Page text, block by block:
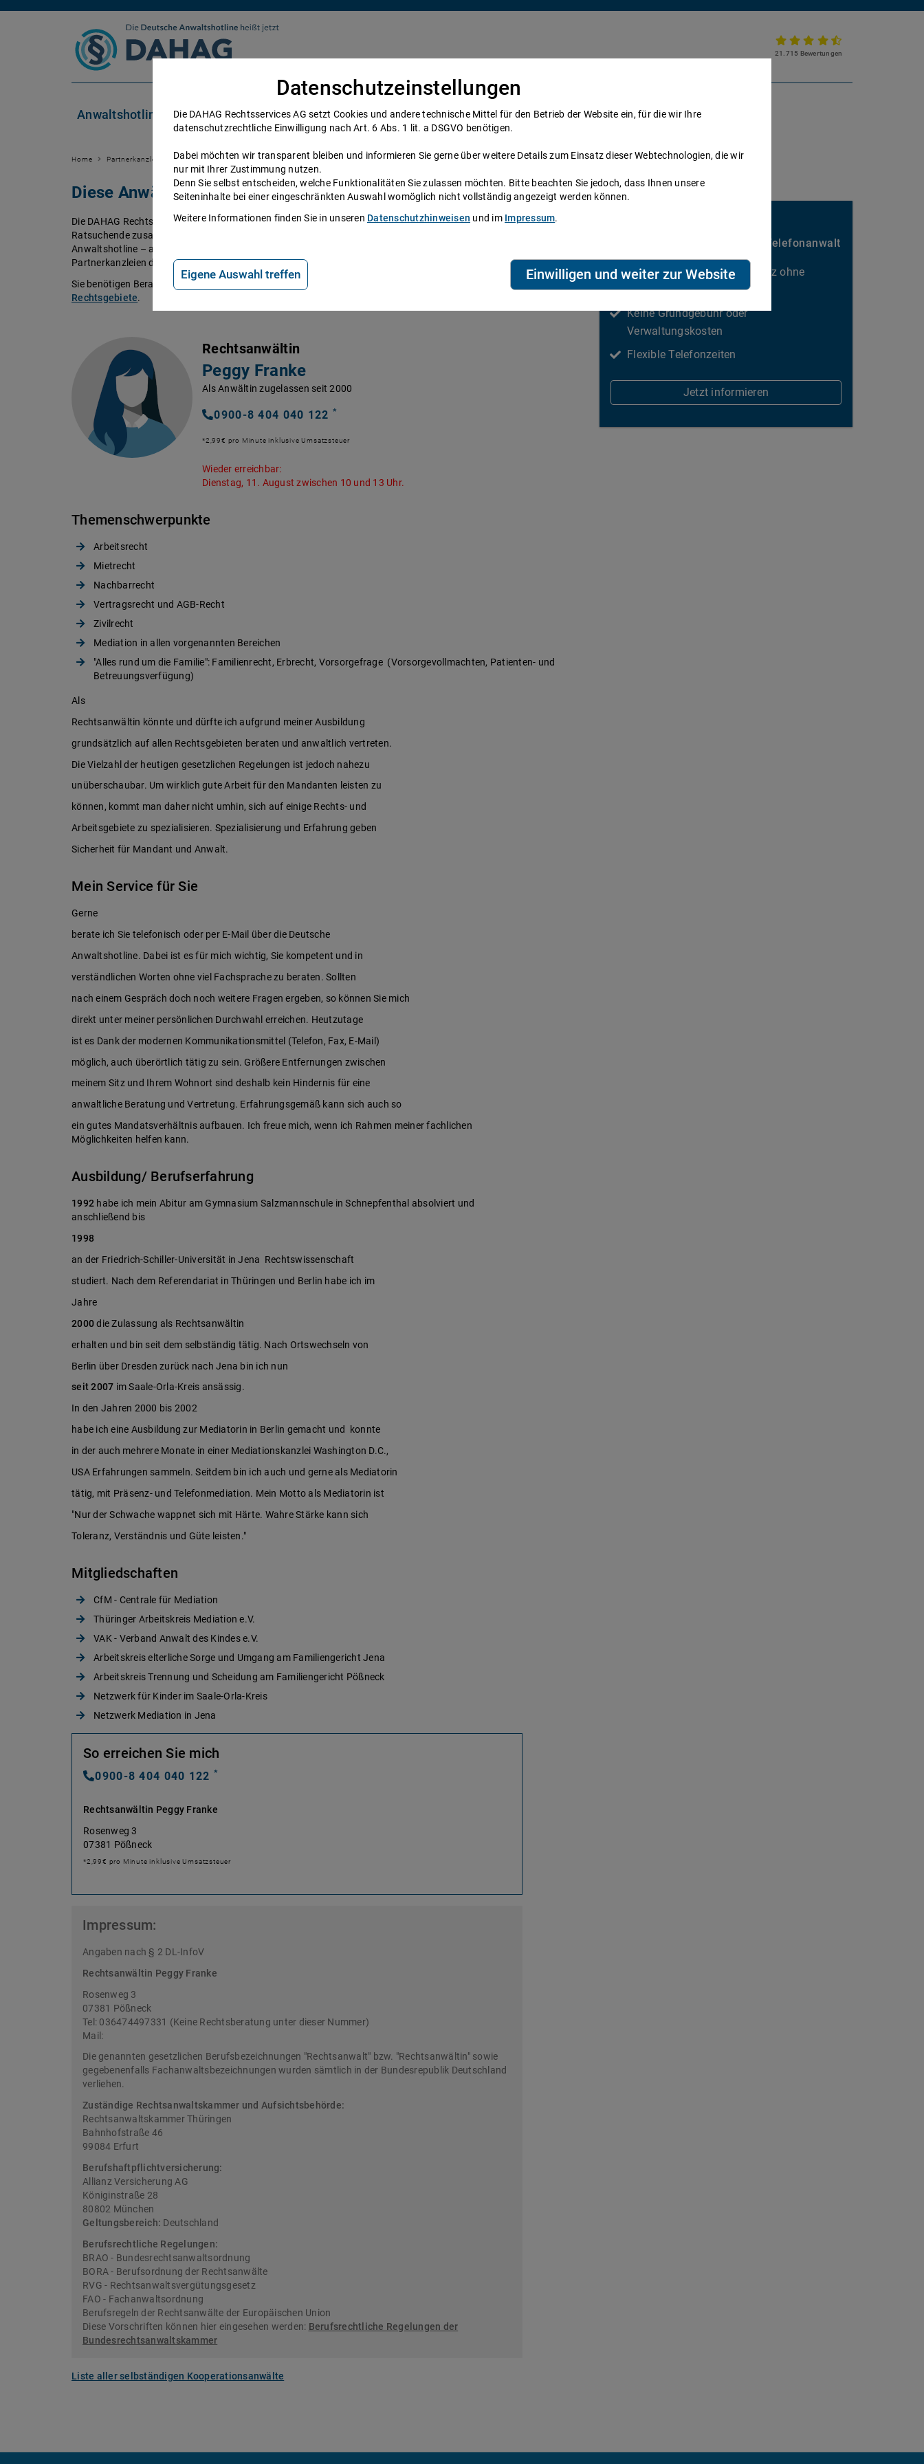
21.715 Bewertungen
Anwaltshotline Rechtsgebiete Über uns Anwälte Telefonanwalt werden Partnerkanzlei werden
Home Partnerkanzleien
Diese Anwälte beraten Sie gerne
Die DAHAG Rechtsservices AG stellt ein technisches System zur Verfügung, das Anwälte und
Ratsuchende zusammen bringt. Über 350 Partnerkanzleien aus ganz Deutschland beraten Sie über die
Anwaltshotline – an 365 Tagen im Jahr. Während ihrer Telefonzeiten erreichen Sie die
Partnerkanzleien der DAHAG Rechtsservices AG über ihre persönliche Durchwahl.
Sie benötigen Beratung in einem bestimmten Rechtsgebiet? Dann finden Sie alle Nummern hier:
Rechtsgebiete.
Rechtsanwältin
Peggy Franke
Als Anwältin zugelassen seit 2000
0900-8 404 040 122 *
*2,99€ pro Minute inklusive Umsatzsteuer
Wieder erreichbar:
Dienstag, 11. August zwischen 10 und 13 Uhr.
Themenschwerpunkte
Arbeitsrecht
Mietrecht
Nachbarrecht
Vertragsrecht und AGB-Recht
Zivilrecht
Mediation in allen vorgenannten Bereichen
"Alles rund um die Familie": Familienrecht, Erbrecht, Vorsorgefrage (Vorsorgevollmachten, Patienten- und
Betreuungsverfügung)
Als
Rechtsanwältin könnte und dürfte ich aufgrund meiner Ausbildung
grundsätzlich auf allen Rechtsgebieten beraten und anwaltlich vertreten.
Die Vielzahl der heutigen gesetzlichen Regelungen ist jedoch nahezu
unüberschaubar. Um wirklich gute Arbeit für den Mandanten leisten zu
können, kommt man daher nicht umhin, sich auf einige Rechts- und
Arbeitsgebiete zu spezialisieren. Spezialisierung und Erfahrung geben
Sicherheit für Mandant und Anwalt.
Mein Service für Sie
Gerne
berate ich Sie telefonisch oder per E-Mail über die Deutsche
Anwaltshotline. Dabei ist es für mich wichtig, Sie kompetent und in
verständlichen Worten ohne viel Fachsprache zu beraten. Sollten
nach einem Gespräch doch noch weitere Fragen ergeben, so können Sie mich
direkt unter meiner persönlichen Durchwahl erreichen. Heutzutage
ist es Dank der modernen Kommunikationsmittel (Telefon, Fax, E-Mail)
möglich, auch überörtlich tätig zu sein. Größere Entfernungen zwischen
meinem Sitz und Ihrem Wohnort sind deshalb kein Hindernis für eine
anwaltliche Beratung und Vertretung. Erfahrungsgemäß kann sich auch so
ein gutes Mandatsverhältnis aufbauen. Ich freue mich, wenn ich Rahmen meiner fachlichen
Möglichkeiten helfen kann.
Ausbildung/ Berufserfahrung
1992 habe ich mein Abitur am Gymnasium Salzmannschule in Schnepfenthal absolviert und
anschließend bis
1998
an der Friedrich-Schiller-Universität in Jena Rechtswissenschaft
studiert. Nach dem Referendariat in Thüringen und Berlin habe ich im
Jahre
2000die Zulassung als Rechtsanwältin
erhalten und bin seit dem selbständig tätig. Nach Ortswechseln von
Berlin über Dresden zurück nach Jena bin ich nun
seit 2007 im Saale-Orla-Kreis ansässig.
In den Jahren 2000 bis 2002
habe ich eine Ausbildung zur Mediatorin in Berlin gemacht und konnte
in der auch mehrere Monate in einer Mediationskanzlei Washington D.C.,
USA Erfahrungen sammeln. Seitdem bin ich auch und gerne als Mediatorin
tätig, mit Präsenz- und Telefonmediation. Mein Motto als Mediatorin ist
"Nur der Schwache wappnet sich mit Härte. Wahre Stärke kann sich
Toleranz, Verständnis und Güte leisten."
Mitgliedschaften
CfM - Centrale für Mediation
Thüringer Arbeitskreis Mediation e.V.
VAK - Verband Anwalt des Kindes e.V.
Arbeitskreis elterliche Sorge und Umgang am Familiengericht Jena
Arbeitskreis Trennung und Scheidung am Familiengericht Pößneck
Netzwerk für Kinder im Saale-Orla-Kreis
Netzwerk Mediation in Jena
So erreichen Sie mich
0900-8 404 040 122 *
Rechtsanwältin Peggy Franke
Rosenweg 3
07381 Pößneck
*2,99€ pro Minute inklusive Umsatzsteuer
Impressum:
Angaben nach § 2 DL-InfoV
Rechtsanwältin Peggy Franke
Rosenweg 3
07381 Pößneck
Tel: 036474497331 (Keine Rechtsberatung unter dieser Nummer)
Mail:
Die genannten gesetzlichen Berufsbezeichnungen "Rechtsanwalt" bzw. "Rechtsanwältin" sowie
gegebenenfalls Fachanwaltsbezeichnungen wurden sämtlich in der Bundesrepublik Deutschland
verliehen.
Zuständige Rechtsanwaltskammer und Aufsichtsbehörde:
Rechtsanwaltskammer Thüringen
Bahnhofstraße 46
99084 Erfurt
Berufshaftpflichtversicherung:
Allianz Versicherung AG
Königinstraße 28
80802 München
Geltungsbereich: Deutschland
Berufsrechtliche Regelungen:
BRAO - Bundesrechtsanwaltsordnung
BORA - Berufsordnung der Rechtsanwälte
RVG - Rechtsanwaltsvergütungsgesetz
FAO - Fachanwaltsordnung
Berufsregeln der Rechtsanwälte der Europäischen Union
Diese Vorschriften können hier eingesehen werden: Berufsrechtliche Regelungen der
Bundesrechtsanwaltskammer
Liste aller selbständigen Kooperationsanwälte
Nebenbei Geld verdienen als Telefonanwalt
Kalkulierbarer Honorarumsatz ohne
Ausfallrisiko
Keine Grundgebühr oder
Verwaltungskosten
Flexible Telefonzeiten
Jetzt informieren
Datenschutzeinstellungen
Die DAHAG Rechtsservices AG setzt Cookies und andere technische Mittel für den Betrieb der Website ein, für die wir Ihre
datenschutzrechtliche Einwilligung nach Art. 6 Abs. 1 lit. a DSGVO benötigen.
Dabei möchten wir transparent bleiben und informieren Sie gerne über weitere Details zum Einsatz dieser Webtechnologien, die wir
nur mit Ihrer Zustimmung nutzen.
Denn Sie selbst entscheiden, welche Funktionalitäten Sie zulassen möchten. Bitte beachten Sie jedoch, dass Ihnen unsere
Seiteninhalte bei einer eingeschränkten Auswahl womöglich nicht vollständig angezeigt werden können.
Weitere Informationen finden Sie in unseren Datenschutzhinweisen und im Impressum.
Eigene Auswahl treffen Einwilligen und weiter zur Website